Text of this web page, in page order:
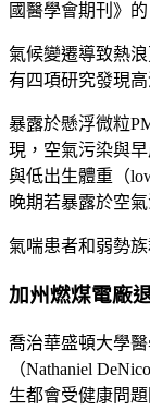
國醫學會期刊》
氣候變遷導致熱
有四項研究發現
暴露於懸浮微粒
現，空氣污染與
與低出生體重（
晚期若暴露於空
氣喘患者和弱勢
加州燃煤電廠
喬治華盛頓大學
（Nathaniel
生都會受健康問題